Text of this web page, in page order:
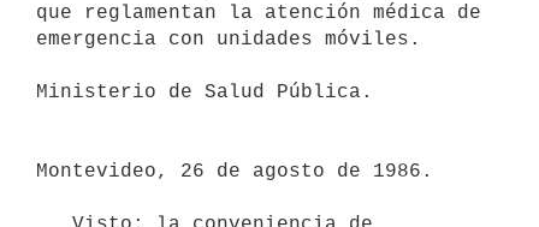
que reglamentan la atención médica de
emergencia con unidades móviles.
Ministerio de Salud Pública.
Montevideo, 26 de agosto de 1986.